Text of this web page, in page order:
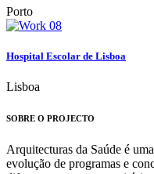
Porto
Hospital Escolar de Lisboa
Lisboa
SOBRE O PROJECTO
Arquitecturas da Saúde é
evolução de programas e